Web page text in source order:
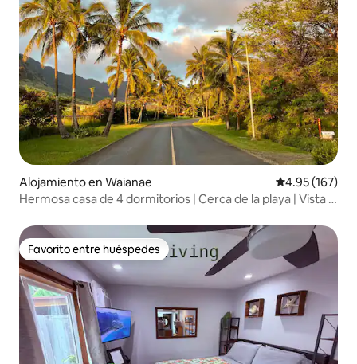
Alojamiento en Waianae Calificación
4.95 (167)
Hermosa casa de 4 dormitorios | Cerca de la playa | Vista a
Favorito entre huéspedes
Favorito entre huéspedes